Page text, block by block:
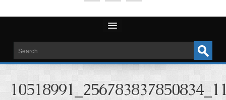
ΥΠΗΡΕΣΙΕΣ
ΜΟΥΣΙΚΗ ΚΑΛΥΨΗ ΓΑΜΟΥ